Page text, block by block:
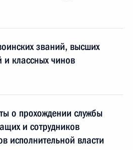
званий, высших
и классных чинов
о прохождении службы
и сотрудников
исполнительной власти